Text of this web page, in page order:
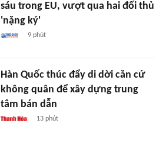
sáu trong EU, vượt qua hai đối thủ
'nặng ký'
9 phút
Hàn Quốc thúc đẩy di dời căn cứ
không quân để xây dựng trung
tâm bán dẫn
13 phút